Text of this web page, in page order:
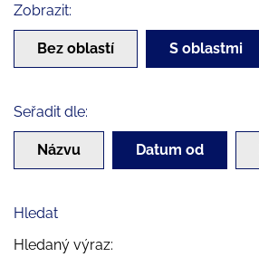
Zobrazit:
Bez oblastí S oblastmi
Seřadit dle:
Názvu Datum od
Hledat
Hledaný výraz: